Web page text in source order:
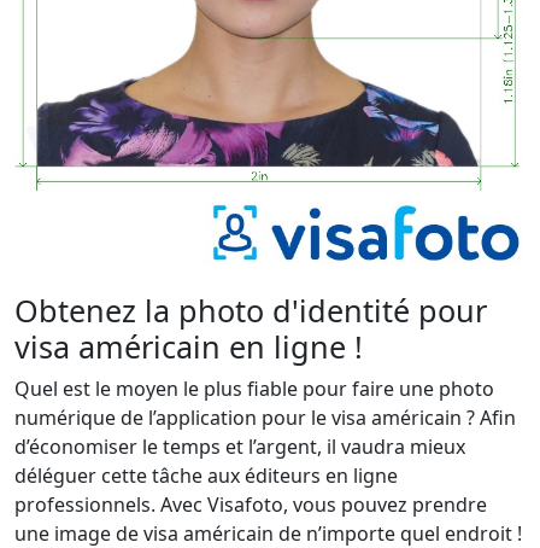
Obtenez la photo d'identité pour
visa américain en ligne !
Quel est le moyen le plus fiable pour faire une photo
numérique de l’application pour le visa américain ? Afin
d’économiser le temps et l’argent, il vaudra mieux
déléguer cette tâche aux éditeurs en ligne
professionnels. Avec Visafoto, vous pouvez prendre
une image de visa américain de n’importe quel endroit !